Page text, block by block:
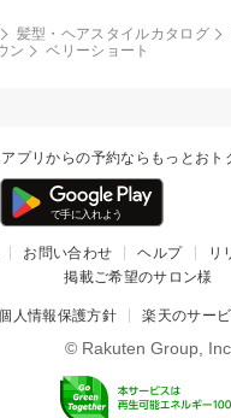
髪型・ヘアスタイルカタログ
ン
ベリーショート
アプリからの予約ならもっとおト
お問い合わせ ヘルプ リ
掲載ご希望のサロン様
人情報保護方針 楽天のサー
© Rakuten Group, Inc.